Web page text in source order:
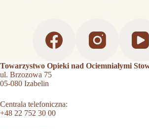
Towarzystwo Opieki nad Ociemniałymi
ul. Brzozowa 75
05-080 Izabelin
Centrala telefoniczna:
+48 22 752 30 00